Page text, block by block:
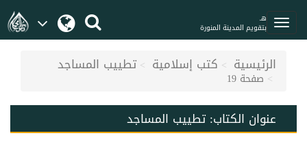
هـ
بتقويم المدينة المنورة
الرئيسية كتب إسلامية تطييب المساجد
صفحة 19
عنوان الكتاب: تطييب المساجد